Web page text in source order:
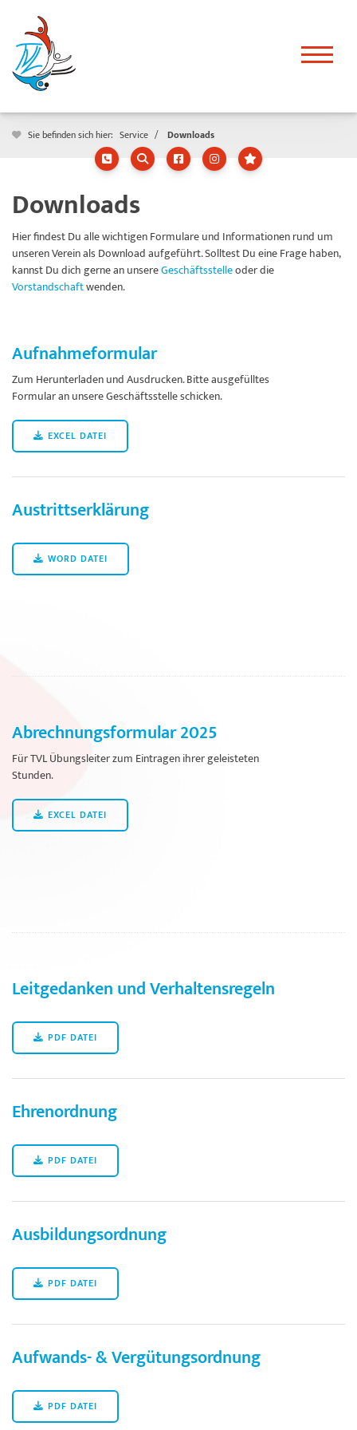
Sie befinden sich hier: Service Downloads
Downloads
Hier findest Du alle wichtigen Formulare und Informationen rund um
unseren Verein als Download aufgeführt. Solltest Du eine Frage haben,
kannst Du dich gerne an unsereGeschäftsstelleoder die
Vorstandschaftwenden.
Aufnahmeformular
Zum Herunterladen und Ausdrucken. Bitte ausgefülltes
Formular an unsere Geschäftsstelle schicken.
EXCEL DATEI
Austrittserklärung
WORD DATEI
Abrechnungsformular 2025
Für TVL Übungsleiter zum Eintragen ihrer geleisteten
Stunden.
EXCEL DATEI
Leitgedanken und Verhaltensregeln
PDF DATEI
Ehrenordnung
PDF DATEI
Ausbildungsordnung
PDF DATEI
Aufwands- & Vergütungsordnung
PDF DATEI